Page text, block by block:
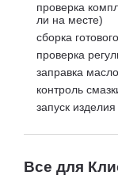
проверка
ли на месте)
сборка
проверка
заправка
контроль
запуск изделия
Все для